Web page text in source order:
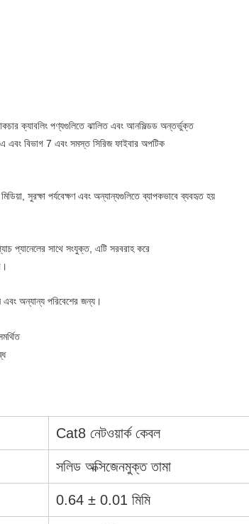
ক্যাবলিং পণ্যগুলিতে ঝালিত এবং আনসিল্ডড অন্তর্ভুক্ত
এবং বিভাগ 7 এবং সমস্ত সিরিজ ফাইবার অপটিক
সুরক্ষা পর্যবেক্ষণ এবং অন্যান্যগুলিতে ব্যাপকভাবে ব্যবহৃত হয়
প্যানেলের সাথে সংযুক্ত, এটি সরবরাহ করে
এবং অন্যান্য পরিবেশের জন্য।
Cat8 নেটওয়ার্ক কেবল
সলিড অক্সিজেনমুক্ত তামা
0.64 ± 0.01 মিমি